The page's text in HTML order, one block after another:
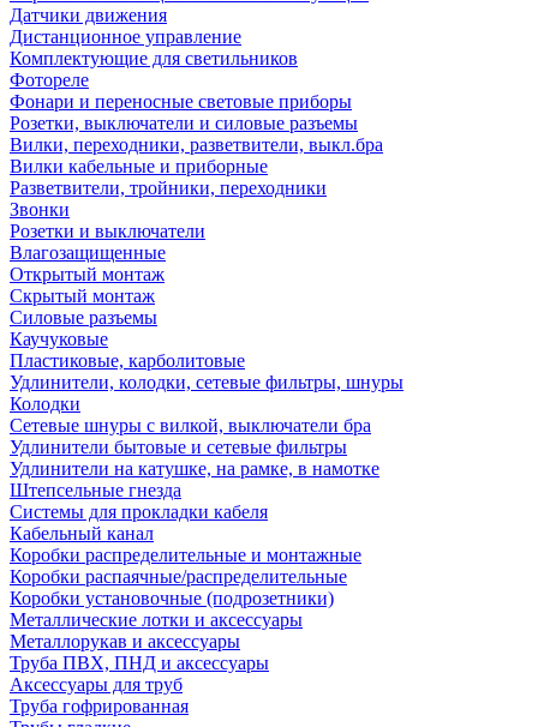
Датчики движения
Дистанционное управление
Комплектующие для светильников
Фотореле
Фонари и переносные световые приборы
Розетки, выключатели и силовые разъемы
Вилки, переходники, разветвители, выкл.бра
Вилки кабельные и приборные
Разветвители, тройники, переходники
Звонки
Розетки и выключатели
Влагозащищенные
Открытый монтаж
Скрытый монтаж
Силовые разъемы
Каучуковые
Пластиковые, карболитовые
Удлинители, колодки, сетевые фильтры, шнуры
Колодки
Сетевые шнуры с вилкой, выключатели бра
Удлинители бытовые и сетевые фильтры
Удлинители на катушке, на рамке, в намотке
Штепсельные гнезда
Системы для прокладки кабеля
Кабельный канал
Коробки распределительные и монтажные
Коробки распаячные/распределительные
Коробки установочные (подрозетники)
Металлические лотки и аксессуары
Металлорукав и аксессуары
Труба ПВХ, ПНД и аксессуары
Аксессуары для труб
Труба гофрированная